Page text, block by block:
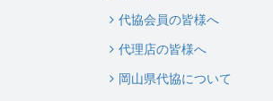
代協会員の皆様へ
代理店の皆様へ
岡山県代協について